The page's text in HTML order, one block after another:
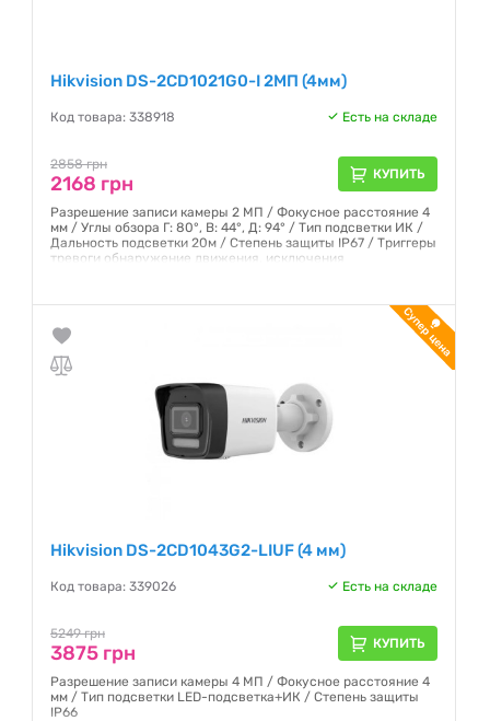
Hikvision DS-2CD1021G0-I 2МП (4мм)
Код товара: 338918 Есть на складе
2858 грн
2168 грн КУПИТЬ
Разрешение записи камеры 2 МП / Фокусное расстояние 4
мм / Углы обзора Г: 80°, В: 44°, Д: 94° / Тип подсветки ИК /
Дальность подсветки 20м / Степень защиты IP67 / Триггеры
тревоги обнаружение движения, исключения
Hikvision DS-2CD1043G2-LIUF (4 мм)
Код товара: 339026 Есть на складе
5249 грн
3875 грн КУПИТЬ
Разрешение записи камеры 4 МП / Фокусное расстояние 4
мм / Тип подсветки LED-подсветка+ИК / Степень защиты
IP66